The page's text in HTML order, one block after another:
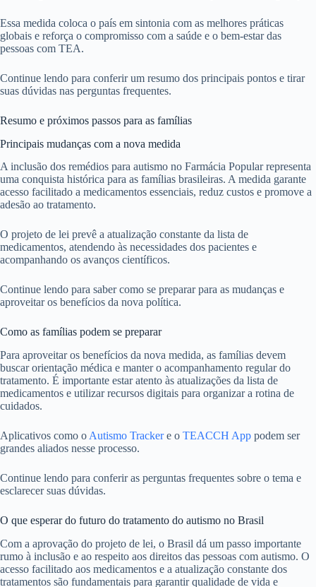
Essa medida coloca o país em sintonia com as melhores práticas
globais e reforça o compromisso com a saúde e o bem-estar das
pessoas com TEA.
Continue lendo para conferir um resumo dos principais pontos e tirar
suas dúvidas nas perguntas frequentes.
Resumo e próximos passos para as famílias
Principais mudanças com a nova medida
A inclusão dos remédios para autismo no Farmácia Popular representa
uma conquista histórica para as famílias brasileiras. A medida garante
acesso facilitado a medicamentos essenciais, reduz custos e promove a
adesão ao tratamento.
O projeto de lei prevê a atualização constante da lista de
medicamentos, atendendo às necessidades dos pacientes e
acompanhando os avanços científicos.
Continue lendo para saber como se preparar para as mudanças e
aproveitar os benefícios da nova política.
Como as famílias podem se preparar
Para aproveitar os benefícios da nova medida, as famílias devem
buscar orientação médica e manter o acompanhamento regular do
tratamento. É importante estar atento às atualizações da lista de
medicamentos e utilizar recursos digitais para organizar a rotina de
cuidados.
Aplicativos como o Autismo Trackere o TEACCH App podem ser
grandes aliados nesse processo.
Continue lendo para conferir as perguntas frequentes sobre o tema e
esclarecer suas dúvidas.
O que esperar do futuro do tratamento do autismo no Brasil
Com a aprovação do projeto de lei, o Brasil dá um passo importante
rumo à inclusão e ao respeito aos direitos das pessoas com autismo. O
acesso facilitado aos medicamentos e a atualização constante dos
tratamentos são fundamentais para garantir qualidade de vida e